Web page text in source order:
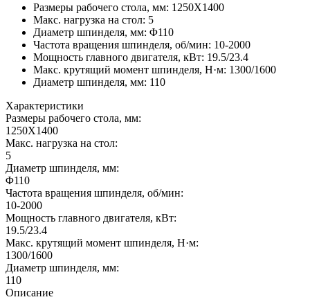
Размеры рабочего стола, мм: 1250X1400
Макс. нагрузка на стол: 5
Диаметр шпинделя, мм: Φ110
Частота вращения шпинделя, об/мин: 10-2000
Мощность главного двигателя, кВт: 19.5/23.4
Макс. крутящий момент шпинделя, Н·м: 1300/1600
Диаметр шпинделя, мм: 110
Характеристики
Размеры рабочего стола, мм:
1250X1400
Макс. нагрузка на стол:
5
Диаметр шпинделя, мм:
Φ110
Частота вращения шпинделя, об/мин:
10-2000
Мощность главного двигателя, кВт:
19.5/23.4
Макс. крутящий момент шпинделя, Н·м:
1300/1600
Диаметр шпинделя, мм:
110
Описание